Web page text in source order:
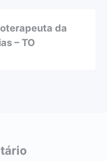
da
– TO